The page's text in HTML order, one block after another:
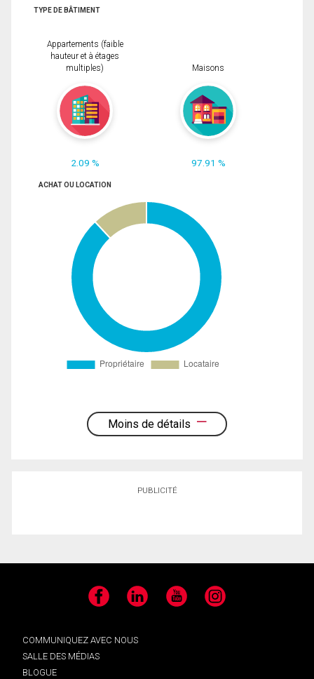
TYPE DE BÂTIMENT
Appartements (faible
hauteur et à étages
multiples)
2.09 %
Maisons
97.91 %
ACHAT OU LOCATION
Moins de détails
PUBLICITÉ
Facebook LinkedIn YouTube Instagram
COMMUNIQUEZ AVEC NOUS
SALLE DES MÉDIAS
BLOGUE